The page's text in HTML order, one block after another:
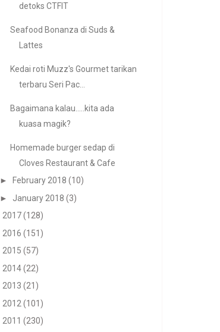
detoks CTFIT
Seafood Bonanza di Suds &
Lattes
Kedai roti Muzz's Gourmet tarikan
terbaru Seri Pac...
Bagaimana kalau.....kita ada
kuasa magik?
Homemade burger sedap di
Cloves Restaurant & Cafe
►
February 2018 (10)
► January 2018 (3)
2017(128)
2016 (151)
2015 (57)
2014(22)
2013 (21)
2012 (101)
2011 (230)